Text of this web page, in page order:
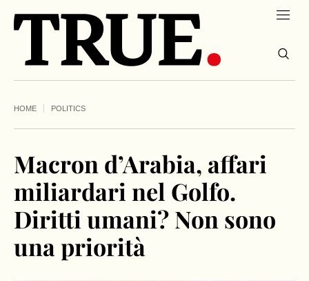
HOME POLITICS
Macron d’Arabia, affari
miliardari nel Golfo.
Diritti umani? Non sono
una priorità